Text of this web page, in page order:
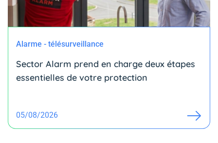
Alarme - télésurveillance
Sector Alarm prend en charge deux étapes
essentielles de votre protection
05/08/2026